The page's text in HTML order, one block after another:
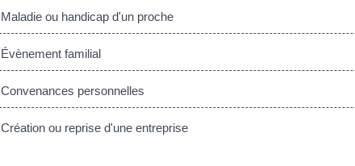
Maladie ou handicap d'un proche
Évènement familial
Convenances personnelles
Création ou reprise d'une entreprise